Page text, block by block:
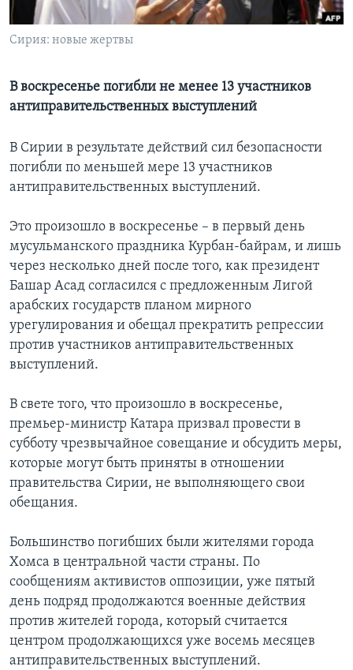
Learning English
Языки
Сирия: новые жертвы
В воскресенье погибли не менее 13 участников
антиправительственных выступлений
В Сирии в результате действий сил безопасности
погибли по меньшей мере 13 участников
антиправительственных выступлений.
Это произошло в воскресенье – в первый день
мусульманского праздника Курбан-байрам, и лишь
через несколько дней после того, как президент
Башар Асад согласился с предложенным Лигой
арабских государств планом мирного
урегулирования и обещал прекратить репрессии
против участников антиправительственных
выступлений.
В свете того, что произошло в воскресенье,
премьер-министр Катара призвал провести в
субботу чрезвычайное совещание и обсудить меры,
которые могут быть приняты в отношении
правительства Сирии, не выполняющего свои
обещания.
Большинство погибших были жителями города
Хомса в центральной части страны. По
сообщениям активистов оппозиции, уже пятый
день подряд продолжаются военные действия
против жителей города, который считается
центром продолжающихся уже восемь месяцев
антиправительственных выступлений.